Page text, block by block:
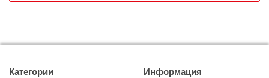
Категории Информация